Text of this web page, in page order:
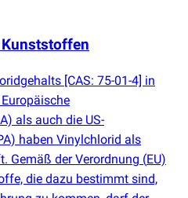
[CAS: 75-01-4] in
als auch die US-
haben Vinylchlorid als
Gemäß der Verordnung (EU)
die dazu bestimmt sind,